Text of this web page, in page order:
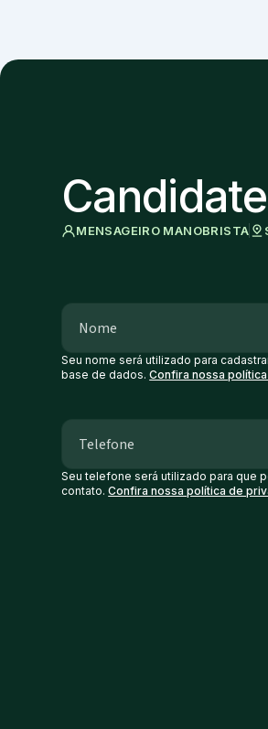
MENSAGEIRO MANOBRISTA
Seu nome será utilizado para
base de dados.Confira nossa
Seu telefone será utilizado para que
contato.Confira nossa política de